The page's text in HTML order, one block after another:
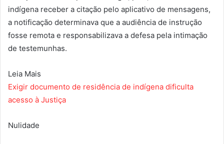
indígena receber a citação pelo aplicativo de mensagens,
a notificação determinava que a audiência de instrução
fosse remota e responsabilizava a defesa pela intimação
de testemunhas.
Leia Mais
Exigir documento de residência de indígena dificulta
acesso à Justiça
Nulidade